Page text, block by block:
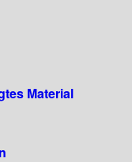
Material